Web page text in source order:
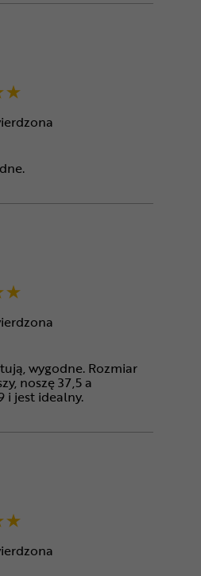
wygodne. Rozmiar
noszę 37,5 a
i jest idealny.